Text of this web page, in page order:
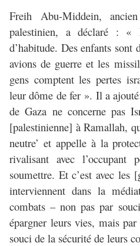
Freih Abu-Middein,
palestinien, a déclaré : «
d’habitude. Des enfants sont
avions de guerre et les
gens comptent les pertes
leur dôme de fer ». Il a
de Gaza ne concerne pas
[palestinienne] à Ramallah,
neutre’ et appelle à la
rivalisant avec
soumettre. Et c’est avec les
interviennent dans la
combats – non pas par
épargner leurs vies, mais
souci de la sécurité de leurs